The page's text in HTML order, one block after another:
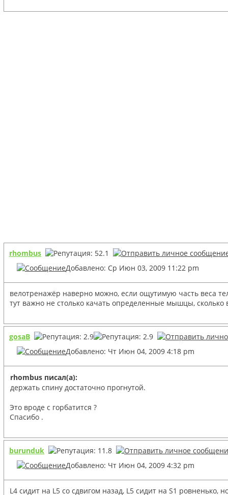
rhombus
Добавлено: Ср Июн 03, 2009 11:22 pm
велотренажёр наверно можно, если ощутимую часть веса
тут важно не столько качать определенные мышцы,
gosaB
Добавлено: Чт Июн 04, 2009 4:18 pm
rhombus писал(а):
держать спину достаточно прогнутой.
Это вроде с горбатится ?
Спасибо .
burunduk
Добавлено: Чт Июн 04, 2009 4:32 pm
L4 cидит на L5 со сдвигом назад, L5 cидит на S1 ровненько,